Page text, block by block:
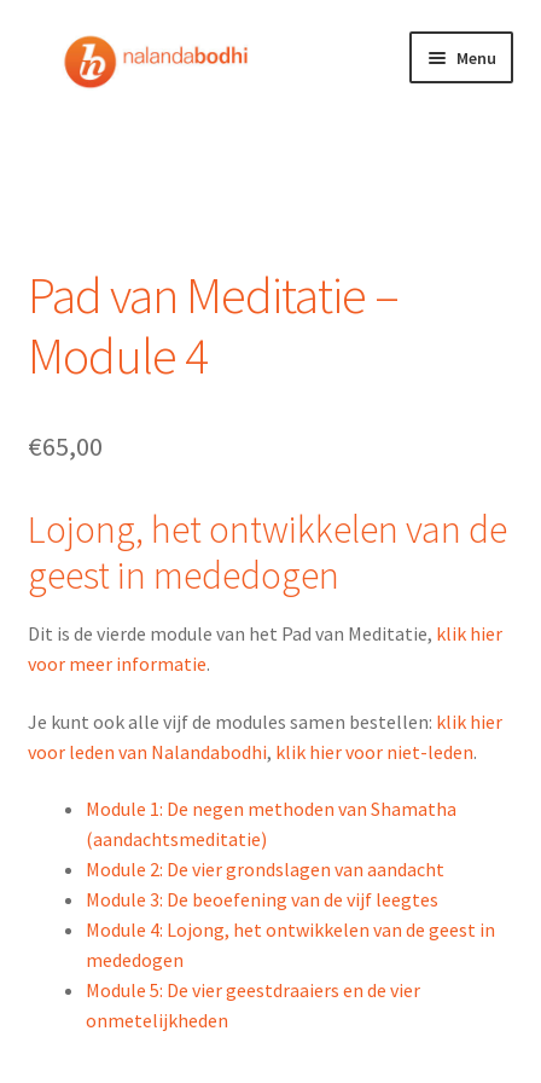
door
Menu
Winkelmand
NEDERLANDS
Pad van Meditatie –
Module 4
€65,00
Lojong, het ontwikkelen van de
geest in mededogen
Dit is de vierde module van het Pad van Meditatie, klik hier
voor meer informatie.
Je kunt ook alle vijf de modules samen bestellen: klik hier
voor leden van Nalandabodhi, klik hier voor niet-leden.
Module 1: De negen methoden van Shamatha
(aandachtsmeditatie)
Module 2: De vier grondslagen van aandacht
Module 3: De beoefening van de vijf leegtes
Module 4: Lojong, het ontwikkelen van de geest in
mededogen
Module 5: De vier geestdraaiers en de vier
onmetelijkheden